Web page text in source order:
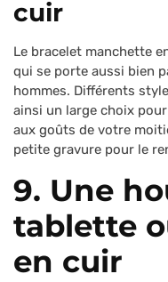
cuir
Le bracelet manchette
qui se porte aussi bien
hommes. Différents
ainsi un large choix
aux goûts de votre
petite gravure pour le
9. Une
tablette
en cuir